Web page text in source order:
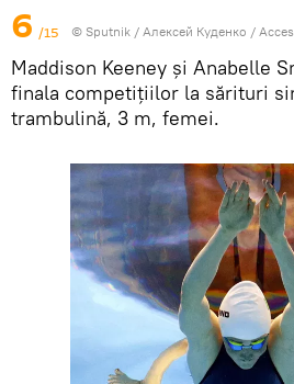
6 /15 © Sputnik / Алексей Куденко /
Maddison Keeney și Anabelle
finala competițiilor la sărituri
trambulină, 3 m, femei.